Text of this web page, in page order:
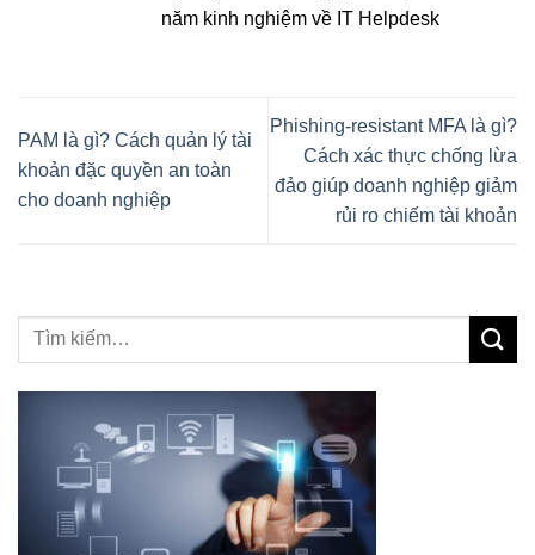
năm kinh nghiệm về IT Helpdesk
PAM là gì? Cách quản lý tài
khoản đặc quyền an toàn
cho doanh nghiệp
Phishing-resistant MFA là gì?
Cách xác thực chống lừa
đảo giúp doanh nghiệp giảm
rủi ro chiếm tài khoản